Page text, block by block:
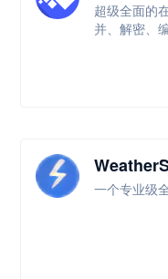
超级全面的
并、解密、
一个专业级